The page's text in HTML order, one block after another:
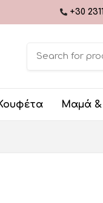
+30
Μαμά &